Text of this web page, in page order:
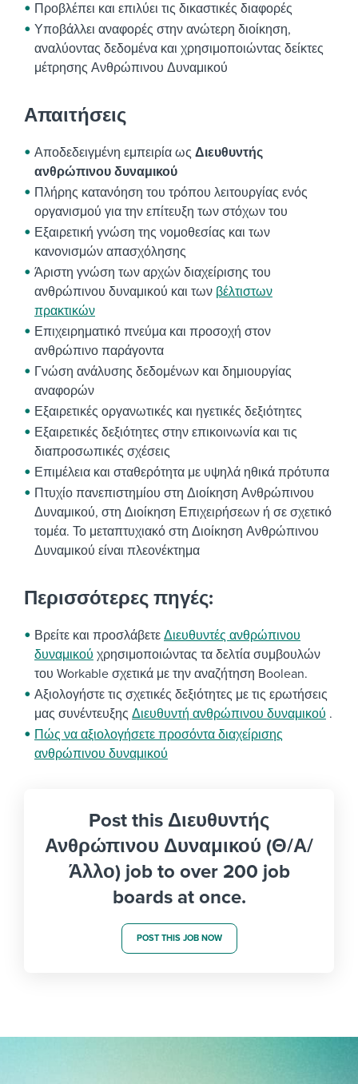
Προβλέπει και επιλύει τις δικαστικές διαφορές
Υποβάλλει αναφορές στην ανώτερη διοίκηση,
αναλύοντας δεδομένα και χρησιμοποιώντας δείκτες
μέτρησης Ανθρώπινου Δυναμικού
Απαιτήσεις
Αποδεδειγμένη εμπειρία ως Διευθυντής
ανθρώπινου δυναμικού
Πλήρης κατανόηση του τρόπου λειτουργίας ενός
οργανισμού για την επίτευξη των στόχων του
Εξαιρετική γνώση της νομοθεσίας και των
κανονισμών απασχόλησης
Άριστη γνώση των αρχών διαχείρισης του
ανθρώπινου δυναμικού και των βέλτιστων
πρακτικών
Επιχειρηματικό πνεύμα και προσοχή στον
ανθρώπινο παράγοντα
Γνώση ανάλυσης δεδομένων και δημιουργίας
αναφορών
Εξαιρετικές οργανωτικές και ηγετικές δεξιότητες
Εξαιρετικές δεξιότητες στην επικοινωνία και τις
διαπροσωπικές σχέσεις
Επιμέλεια και σταθερότητα με υψηλά ηθικά πρότυπα
Πτυχίο πανεπιστημίου στη Διοίκηση Ανθρώπινου
Δυναμικού, στη Διοίκηση Επιχειρήσεων ή σε σχετικό
τομέα. Το μεταπτυχιακό στη Διοίκηση Ανθρώπινου
Δυναμικού είναι πλεονέκτημα
Περισσότερες πηγές:
Βρείτε και προσλάβετε Διευθυντές ανθρώπινου
δυναμικού χρησιμοποιώντας τα δελτία συμβουλών
του Workable σχετικά με την αναζήτηση Boolean.
Αξιολογήστε τις σχετικές δεξιότητες με τις ερωτήσεις
μας συνέντευξης Διευθυντή ανθρώπινου δυναμικού .
Πώς να αξιολογήσετε προσόντα διαχείρισης
ανθρώπινου δυναμικού
Post this Διευθυντής
Ανθρώπινου Δυναμικού (Θ/Α/
Άλλο) job to over 200 job
boards at once.
POST THIS JOB NOW